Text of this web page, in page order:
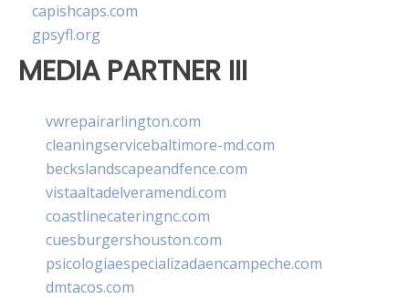
capishcaps.com
gpsyfl.org
MEDIA PARTNER III
vwrepairarlington.com
cleaningservicebaltimore-md.com
beckslandscapeandfence.com
vistaaltadelveramendi.com
coastlinecateringnc.com
cuesburgershouston.com
psicologiaespecializadaencampeche.com
dmtacos.com